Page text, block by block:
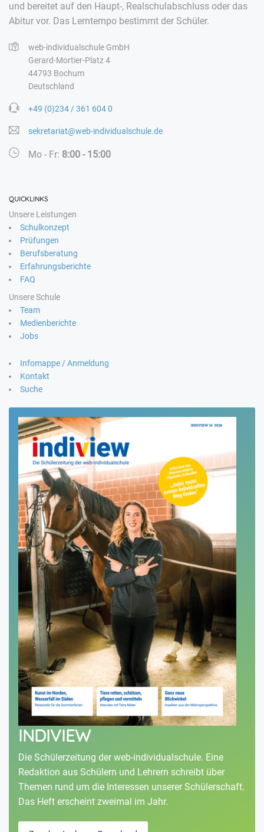
und bereitet auf den Haupt-, Realschulabschluss oder das
Abitur vor. Das Lerntempo bestimmt der Schüler.
web-individualschule GmbH
Gerard-Mortier-Platz 4
44793 Bochum
Deutschland
+49 (0)234 / 361 604 0
sekretariat@web-individualschule.de
Mo - Fr: 8:00 - 15:00
QUICKLINKS
Unsere Leistungen
Schulkonzept
Prüfungen
Berufsberatung
Erfahrungsberichte
FAQ
Unsere Schule
Team
Medienberichte
Jobs
Infomappe / Anmeldung
Kontakt
Suche
INDIVIEW
Die Schülerzeitung der web-individualschule. Eine
Redaktion aus Schülern und Lehrern schreibt über
Themen rund um die Interessen unserer Schülerschaft.
Das Heft erscheint zweimal im Jahr.